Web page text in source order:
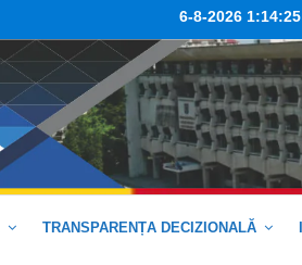
6-8-2026 1:14:25
TRANSPARENȚA DECIZIONALĂ